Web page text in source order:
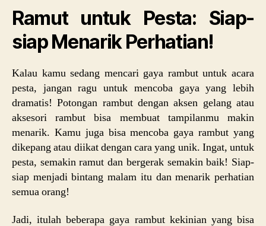
Ramut untuk Pesta: Siap-
siap Menarik Perhatian!
Kalau kamu sedang mencari gaya rambut untuk acara
pesta, jangan ragu untuk mencoba gaya yang lebih
dramatis! Potongan rambut dengan aksen gelang atau
aksesori rambut bisa membuat tampilanmu makin
menarik. Kamu juga bisa mencoba gaya rambut yang
dikepang atau diikat dengan cara yang unik. Ingat, untuk
pesta, semakin ramut dan bergerak semakin baik! Siap-
siap menjadi bintang malam itu dan menarik perhatian
semua orang!
Jadi, itulah beberapa gaya rambut kekinian yang bisa